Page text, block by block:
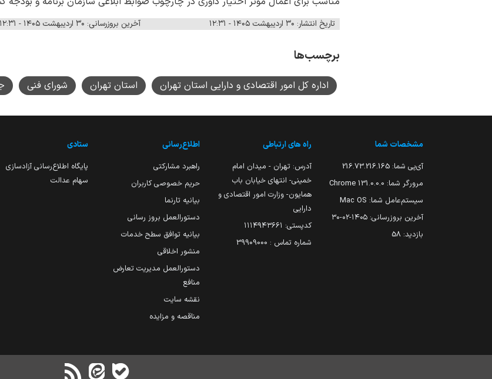
تاریخ انتشار: ۳۰ اردیبهشت ۱۴۰۵ - ۱۲:۳۱ آخرین بروزرسانی: ۳۰ اردیبهشت ۱۴۰۵ - ۱۲:۳۱
برچسب‌ها
اداره کل امور اقتصادی و دارایی استان تهران استان تهران شورای فنی
مشخصات شما
آی‌پی شما: 216.73.216.165
مرورگر شما: 131.0.0.0 Chrome
سیستم‌عامل شما: Mac OS
آخرین بروزرسانی: ۱۴۰۵-۰۲-۳۰
بازدید: 58
راه های ارتباطی
آدرس: تهران - میدان امام
خمینی- انتهای خیابان باب
همایون- وزارت امور اقتصادی و
دارایی
کدپستی: ۱۱۱۴۹۴۳۶۶۱
شماره تماس : 39909000
اطلاع‌رسانی
راهبرد مشارکتی
حریم خصوصی کاربران
بیانیه تارنما
دستورالعمل بروز رسانی
بیانیه توافق سطح خدمات
منشور اخلاقی
دستورالعمل مدیریت تعارض
منافع
نقشه سایت
مناقصه و مزایده
ستادی
پایگاه اطلاع‌رسانی آزادسازی
سهام عدالت